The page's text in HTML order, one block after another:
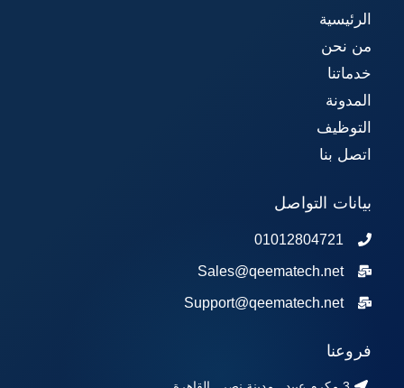
الرئيسية
من نحن
خدماتنا
المدونة
التوظيف
اتصل بنا
بيانات التواصل
01012804721
Sales@qeematech.net
Support@qeematech.net
فروعنا